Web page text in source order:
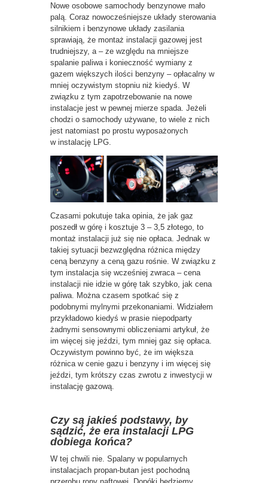
Nowe osobowe samochody benzynowe mało
palą. Coraz nowocześniejsze układy sterowania
silnikiem i benzynowe układy zasilania
sprawiają, że montaż instalacji gazowej jest
trudniejszy, a – ze względu na mniejsze
spalanie paliwa i konieczność wymiany z
gazem większych ilości benzyny – opłacalny w
mniej oczywistym stopniu niż kiedyś. W
związku z tym zapotrzebowanie na nowe
instalacje jest w pewnej mierze spada. Jeżeli
chodzi o samochody używane, to wiele z nich
jest natomiast po prostu wyposażonych
w instalację LPG.
Czasami pokutuje taka opinia, że jak gaz
poszedł w górę i kosztuje 3 – 3,5 złotego, to
montaż instalacji już się nie opłaca. Jednak w
takiej sytuacji bezwzględna różnica między
ceną benzyny a ceną gazu rośnie. W związku z
tym instalacja się wcześniej zwraca – cena
instalacji nie idzie w górę tak szybko, jak cena
paliwa. Można czasem spotkać się z
podobnymi mylnymi przekonaniami. Widziałem
przykładowo kiedyś w prasie niepodparty
żadnymi sensownymi obliczeniami artykuł, że
im więcej się jeździ, tym mniej gaz się opłaca.
Oczywistym powinno być, że im większa
różnica w cenie gazu i benzyny i im więcej się
jeździ, tym krótszy czas zwrotu z inwestycji w
instalację gazową.
Czy są jakieś podstawy, by
sądzić, że era instalacji LPG
dobiega końca?
W tej chwili nie. Spalany w popularnych
instalacjach propan-butan jest pochodną